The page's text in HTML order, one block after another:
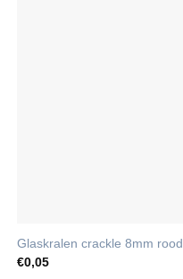
Glaskralen crackle 8mm rood
€0,05